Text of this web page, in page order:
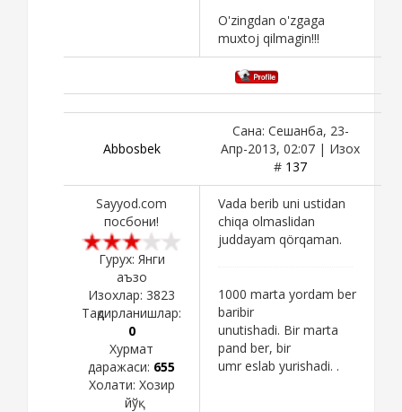
O'zingdan o'zgaga
muxtoj qilmagin!!!
Abbosbek
Сана: Сешанба, 23-
Апр-2013, 02:07 | Изох
# 137
Sayyod.com
посбони!
Гурух: Янги
аъзо
Изохлар: 3823
Тақдирланишлар:
0
Хурмат
даражаси: 655
Холати: Хозир
йўқ
Vada berib uni ustidan
chiqa olmaslidan
juddayam qörqaman.
1000 marta yordam ber
baribir
unutishadi. Bir marta
pand ber, bir
umr eslab yurishadi. .